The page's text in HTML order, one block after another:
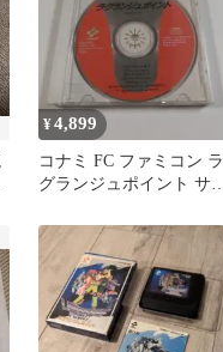
¥4,899
コナミ FC ファミコン ラ
グランジュポイント サウ